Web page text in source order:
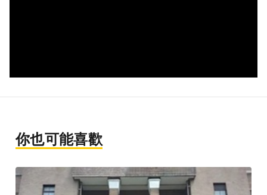
你也可能喜歡